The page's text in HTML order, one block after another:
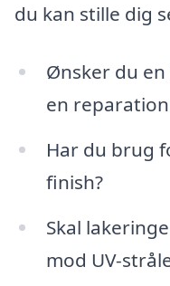
du kan stille dig
Ønsker du
en
Har du brug
finish?
Skal
mod UV-